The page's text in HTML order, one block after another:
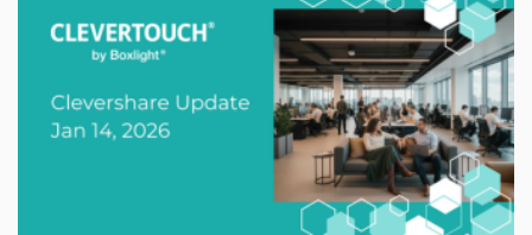
MOD/Government
PRODUCT NEWS